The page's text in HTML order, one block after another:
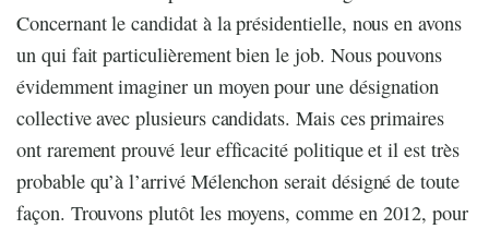
Concernant le candidat à la présidentielle, nous en avons
un qui fait particulièrement bien le job. Nous pouvons
évidemment imaginer un moyen pour une désignation
collective avec plusieurs candidats. Mais ces primaires
ont rarement prouvé leur efficacité politique et il est très
probable qu’à l’arrivé Mélenchon serait désigné de toute
façon. Trouvons plutôt les moyens, comme en 2012, pour